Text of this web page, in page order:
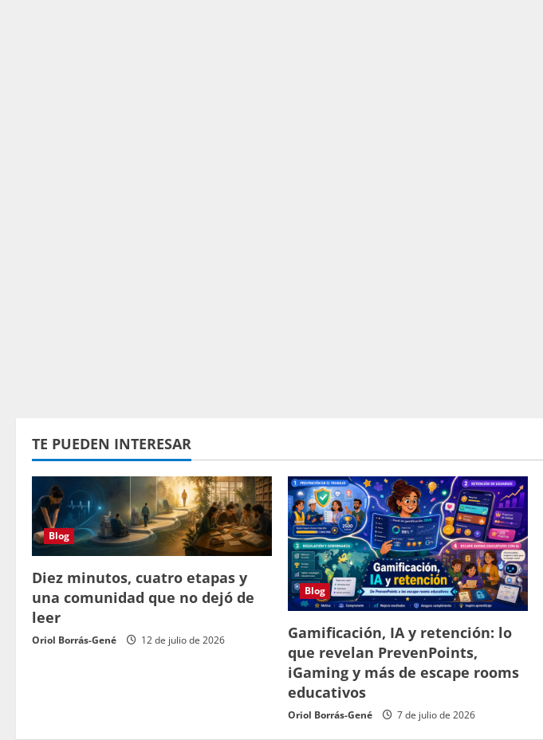
TE PUEDEN INTERESAR
Blog
Diez minutos, cuatro etapas y
una comunidad que no dejó de
leer
Oriol Borrás-Gené 12 de julio de 2026
Blog
Gamificación, IA y retención: lo
que revelan PrevenPoints,
iGaming y más de escape rooms
educativos
Oriol Borrás-Gené 7 de julio de 2026